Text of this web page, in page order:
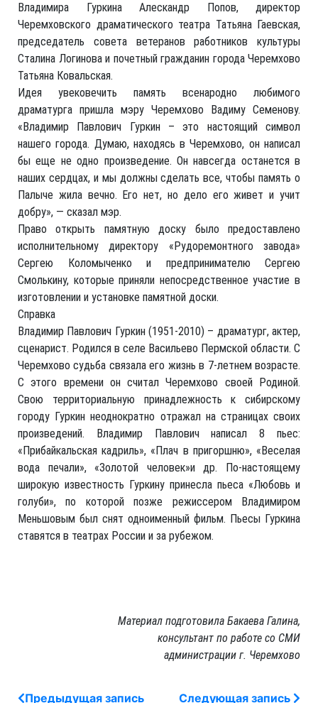
Владимира Гуркина Алескандр Попов, директор
Черемховского драматического театра Татьяна Гаевская,
председатель совета ветеранов работников культуры
Сталина Логинова и почетный гражданин города Черемхово
Татьяна Ковальская.
Идея увековечить память всенародно любимого
драматурга пришла мэру Черемхово Вадиму Семенову.
«Владимир Павлович Гуркин – это настоящий символ
нашего города. Думаю, находясь в Черемхово, он написал
бы еще не одно произведение. Он навсегда останется в
наших сердцах, и мы должны сделать все, чтобы память о
Палыче жила вечно. Его нет, но дело его живет и учит
добру», — сказал мэр.
Право открыть памятную доску было предоставлено
исполнительному директору «Рудоремонтного завода»
Сергею Коломыченко и предпринимателю Сергею
Смолькину, которые приняли непосредственное участие в
изготовлении и установке памятной доски.
Справка
Владимир Павлович Гуркин (1951-2010) – драматург, актер,
сценарист. Родился в селе Васильево Пермской области. С
Черемхово судьба связала его жизнь в 7-летнем возрасте.
С этого времени он считал Черемхово своей Родиной.
Свою территориальную принадлежность к сибирскому
городу Гуркин неоднократно отражал на страницах своих
произведений. Владимир Павлович написал 8 пьес:
«Прибайкальская кадриль», «Плач в пригоршню», «Веселая
вода печали», «Золотой человек»и др. По-настоящему
широкую известность Гуркину принесла пьеса «Любовь и
голуби», по которой позже режиссером Владимиром
Меньшовым был снят одноименный фильм. Пьесы Гуркина
ставятся в театрах России и за рубежом.
Материал подготовила Бакаева Галина,
консультант по работе со СМИ
администрации г. Черемхово
Предыдущая запись Следующая запись